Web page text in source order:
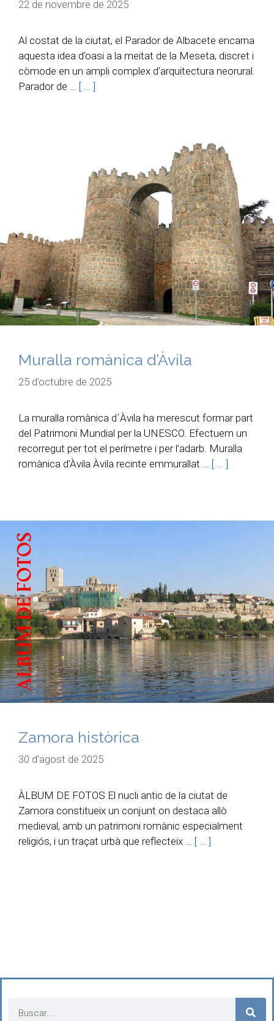
22 de novembre de 2025
Al costat de la ciutat, el Parador de Albacete encarna
aquesta idea d’oasi a la meitat de la Meseta, discret i
còmode en un ampli complex d’arquitectura neorural.
Parador de … [ … ]
Muralla romànica d’Àvila
25 d'octubre de 2025
La muralla romànica d´Àvila ha merescut formar part
del Patrimoni Mundial per la UNESCO. Efectuem un
recorregut per tot el perímetre i per l’adarb. Muralla
romànica d’Àvila Àvila recinte emmurallat … [ … ]
Zamora històrica
30 d'agost de 2025
ÀLBUM DE FOTOS El nucli antic de la ciutat de
Zamora constitueix un conjunt on destaca allò
medieval, amb un patrimoni romànic especialment
religiós, i un traçat urbà que reflecteix … [ … ]